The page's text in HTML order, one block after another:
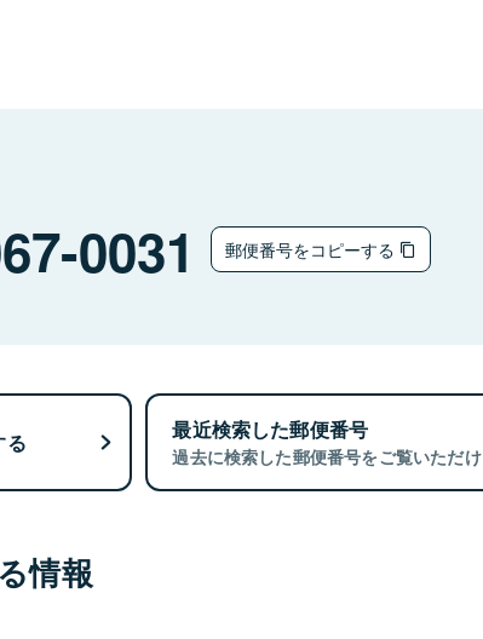
0031 郵便番号をコピーする
る 最近検索した郵便番号
過去に検索した郵便番号をご覧いただけ
情報